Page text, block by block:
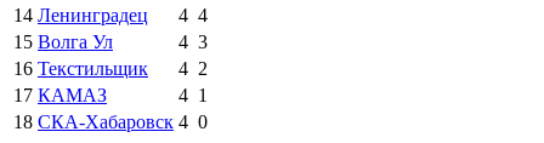
14 Ленинградец 4 4
15 Волга Ул 4 3
16 Текстильщик 4 2
17 КАМАЗ 4 1
18 СКА-Хабаровск 4 0